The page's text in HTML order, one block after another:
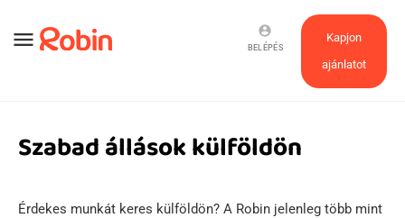
menu
Kapjon
ajánlatot
account_circle
BELÉPÉS
Szabad állások külföldön
Érdekes munkát keres külföldön? A Robin jelenleg több mint